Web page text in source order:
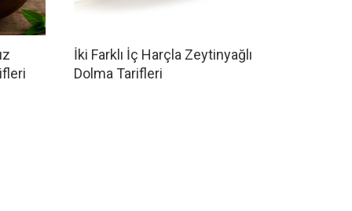
İki Farklı İç Harçla Zeytinyağlı
Dolma Tarifleri